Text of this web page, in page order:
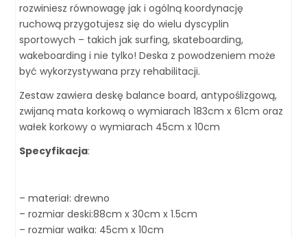
rozwiniesz równowagę jak i ogólną koordynację
ruchową przygotujesz się do wielu dyscyplin
sportowych – takich jak surfing, skateboarding,
wakeboarding i nie tylko! Deska z powodzeniem może
być wykorzystywana przy rehabilitacji.
Zestaw zawiera deskę balance board, antypoślizgową,
zwijaną mata korkową o wymiarach 183cm x 61cm oraz
wałek korkowy o wymiarach 45cm x 10cm
Specyfikacja:
– materiał: drewno
– rozmiar deski:88cm x 30cm x 1.5cm
– rozmiar wałka: 45cm x 10cm